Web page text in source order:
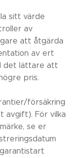
sitt värde
av
att åtgärda
av ert
det lättare att
pris.
försäkring
avgift). För vilka
se er